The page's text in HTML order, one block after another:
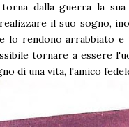
dalla guerra la
il suo sogno,
lo rendono arrabbiato e
tornare a essere
di una vita, l'amico